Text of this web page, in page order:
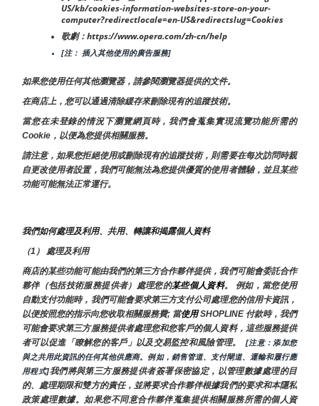
US/kb/cookies-information-websites-store-on-your-
computer?redirectlocale=en-US&redirectslug=Cookies
歌劇：https://www.opera.com/zh-cn/help
[注： 插入其他使用的廣告服務]
如果您使用任何其他瀏覽器，請參閱瀏覽器提供的文件。
在商店上，您可以通過清除緩存來刪除現有的追蹤技術。
當您在未登錄的情況下瀏覽網頁時，我們會蒐集實現流覽功能所需的
Cookie，以便為您提供相關服務。
請注意，如果您拒絕使用或刪除現有的追蹤技術，則需要在每次訪問時親
自更改使用者設置，我們可能無法為您提供優質的使用者體驗，並且某些
功能可能無法正常運行。
我們如何處理及利用、共用、轉讓和揭露個人資料
（1） 處理及利用
商店的某些功能可能由我們的第三方合作夥伴提供，我們可能會委託合作
夥伴（包括技術服務提供者）處理您的某些個人資料。 例如，當您使用
自動支付功能時，我們可能會要求第三方支付公司處理您的信用卡資訊，
以便按照您的指示向您收取相關服務費; 當使用 SHOPLINE 付款時，我們
可能會要求第三方服務提供者處理您和您客戶的個人資料，這些服務提供
者可以促進「瞭解您的客戶」以及交易監控和風險管理。
[注意：添加您
與之共用此資訊的任何其他供應商。例如，銷售管道、支付閘道、運輸和履行應
用程式]我們將與第三方服務提供者簽署保密協定，以管理數據處理的目
的、處理期限和雙方的責任，並將要求合作夥伴根據我們的要求和本隱私
政策處理數據。如果您不同意合作夥伴蒐集提供相關服務所需的個人資